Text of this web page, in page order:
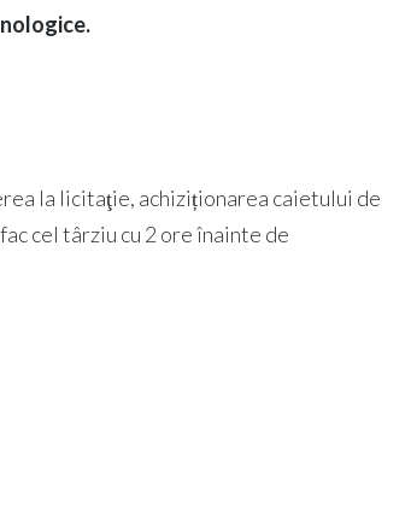
la licitaţie, achiziționarea caietului de
cel târziu cu 2 ore înainte de